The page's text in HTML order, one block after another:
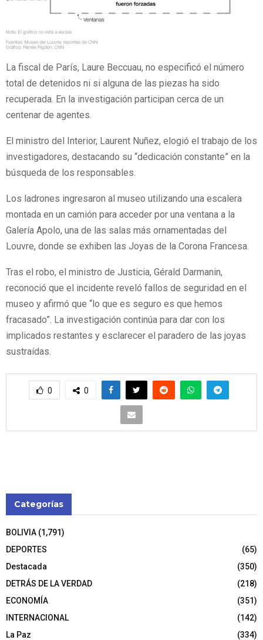
La fiscal de París, Laure Beccuau, no especificó el número
total de detenidos ni si alguna de las piezas ha sido
recuperada. En la investigación participan cerca de un
centenar de agentes.
El ministro del Interior, Laurent Nuñez, elogió el trabajo de los
investigadores, destacando su “dedicación constante” en la
búsqueda de los responsables.
Los ladrones ingresaron al museo utilizando una escalera
montada en un camión para acceder por una ventana a la
Galería Apolo, una de las salas más ornamentadas del
Louvre, donde se exhiben las Joyas de la Corona Francesa.
Tras el robo, el ministro de Justicia, Gérald Darmanin,
reconoció que el incidente reveló fallos de seguridad en el
museo y afirmó que “lo que es seguro es que hemos
fracasado”. La investigación continúa para dar con los
implicados restantes y esclarecer el paradero de las joyas
sustraídas.
0 0
Categorías
BOLIVIA (1,791)
DEPORTES
(65)
Destacada
(350)
DETRÁS DE LA VERDAD
(218)
ECONOMÍA
(351)
INTERNACIONAL
(142)
La Paz
(334)